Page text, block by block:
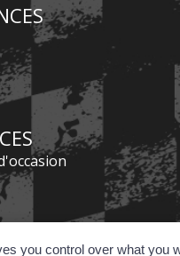
you control over what you